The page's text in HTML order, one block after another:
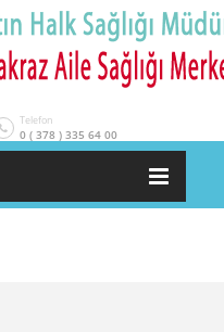
Telefon
0 ( 378 ) 335 64 00